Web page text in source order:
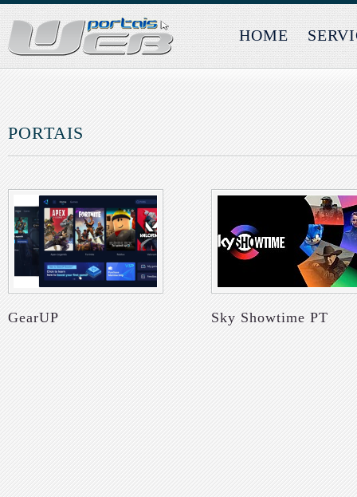
HOME
PORTAIS
GearUP Sky Showtime PT